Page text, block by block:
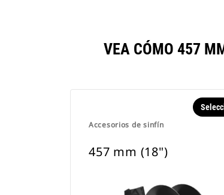
VEA CÓMO 457
Accesorios de sinfín
457 mm (18")